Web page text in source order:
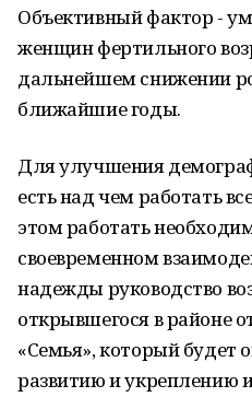
Объективный фактор -
женщин фертильного
дальнейшем снижении
ближайшие годы.
Для улучшения
есть над чем работать
этом работать
своевременном
надежды руководство
открывшегося в районе
«Семья», который будет
развитию и укреплению